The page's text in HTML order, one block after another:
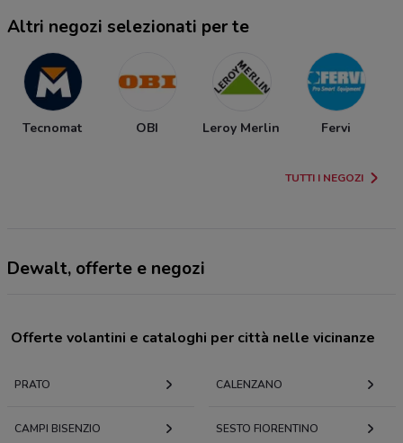
Altri negozi selezionati per te
Tecnomat OBI Leroy Merlin Fervi
TUTTI I NEGOZI
Dewalt, offerte e negozi
Offerte volantini e cataloghi per città nelle vicinanze
PRATO CALENZANO
CAMPI BISENZIO SESTO FIORENTINO